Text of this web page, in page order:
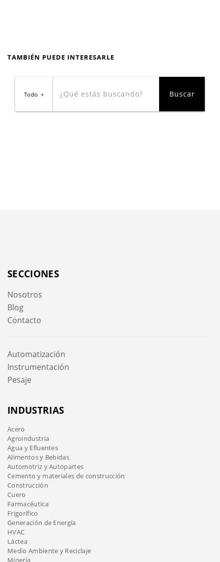
TAMBIÉN PUEDE INTERESARLE
Todo
SECCIONES
Nosotros
Blog
Contacto
Automatización
Instrumentación
Pesaje
INDUSTRIAS
Acero
Agroindustria
Agua y Efluentes
Alimentos y Bebidas
Automotriz y Autopartes
Cemento y materiales de construcción
Construcción
Cuero
Farmacéutica
Frigorífico
Generación de Energía
HVAC
Láctea
Medio Ambiente y Reciclaje
Minería